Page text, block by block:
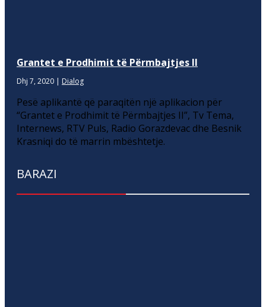
Grantet e Prodhimit të Përmbajtjes II
Dhj 7, 2020 | Dialog
Pesë aplikantë që paraqitën një aplikacion për
“Grantet e Prodhimit të Përmbajtjes II”, Tv Tema,
Internews, RTV Puls, Radio Gorazdevac dhe Besnik
Krasniqi do të marrin mbështetje.
BARAZI